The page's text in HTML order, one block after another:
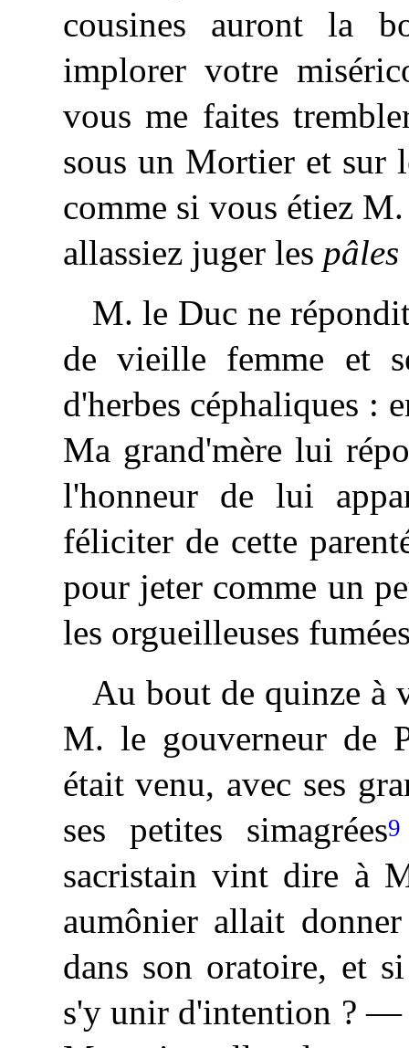
cousines auront la
implorer votre
vous me faites
sous un Mortier et sur
comme si vous étiez
allassiez juger les
M. le Duc ne
de vieille femme et
d'herbes céphaliques :
Ma grand'mère lui
l'honneur de lui
féliciter de cette
pour jeter comme un
les orgueilleuses
Au bout de quinze à
M. le gouverneur de
était venu, avec ses
ses petites simagrées9
sacristain vint dire à
aumônier allait
dans son oratoire, et
s'y unir d'intention ? —